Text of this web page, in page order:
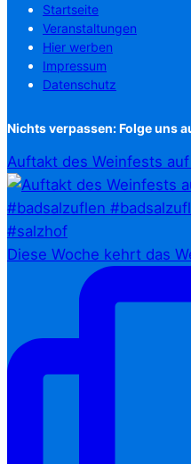
Startseite
Veranstaltungen
Hier werben
Impressum
Datenschutz
Nichts verpassen: Folge uns
Auftakt des Weinfests
Diese Woche kehrt das